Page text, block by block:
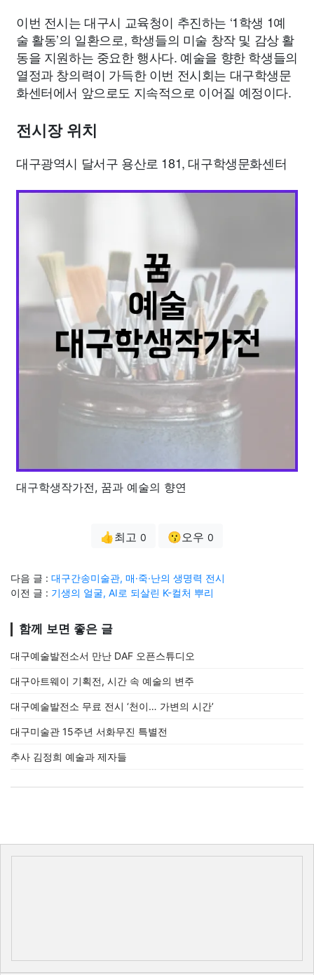
이번 전시는 대구시 교육청이 추진하는 ‘1학생 1예
술 활동’의 일환으로, 학생들의 미술 창작 및 감상 활
동을 지원하는 중요한 행사다. 예술을 향한 학생들의
열정과 창의력이 가득한 이번 전시회는 대구학생문
화센터에서 앞으로도 지속적으로 이어질 예정이다.
전시장 위치
대구광역시 달서구 용산로 181, 대구학생문화센터
대구학생작가전, 꿈과 예술의 향연
👍최고 0 😗오우 0
다음 글 : 대구간송미술관, 매·죽·난의 생명력 전시
이전 글 : 기생의 얼굴, AI로 되살린 K-컬처 뿌리
함께 보면 좋은 글
대구예술발전소서 만난 DAF 오픈스튜디오
대구아트웨이 기획전, 시간 속 예술의 변주
대구예술발전소 무료 전시 ‘천이… 가변의 시간’
대구미술관 15주년 서화무진 특별전
추사 김정희 예술과 제자들